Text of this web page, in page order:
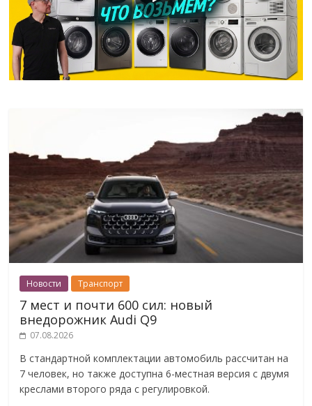
Новости Транспорт
7 мест и почти 600 сил: новый
внедорожник Audi Q9
07.08.2026
В стандартной комплектации автомобиль рассчитан на
7 человек, но также доступна 6-местная версия с двумя
креслами второго ряда с регулировкой.